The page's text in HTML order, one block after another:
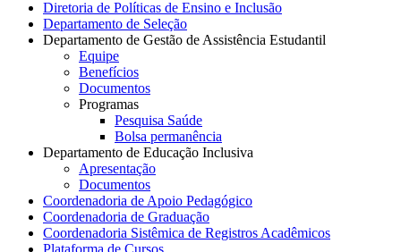
Diretoria de Políticas de Ensino e Inclusão
Departamento de Seleção
Departamento de Gestão de Assistência Estudantil
Equipe
Benefícios
Documentos
Programas
Pesquisa Saúde
Bolsa permanência
Departamento de Educação Inclusiva
Apresentação
Documentos
Coordenadoria de Apoio Pedagógico
Coordenadoria de Graduação
Coordenadoria Sistêmica de Registros Acadêmicos